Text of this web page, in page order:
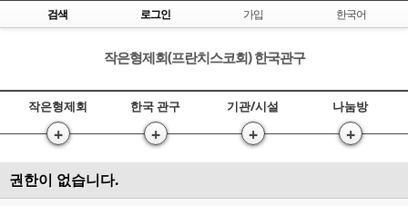
Skip to content
검색 로그인 가입 한국어
작은형제회(프란치스코회) 한국관구
작은형제회
+
한국 관구
+
기관/시설
+
나눔방
+
권한이 없습니다.